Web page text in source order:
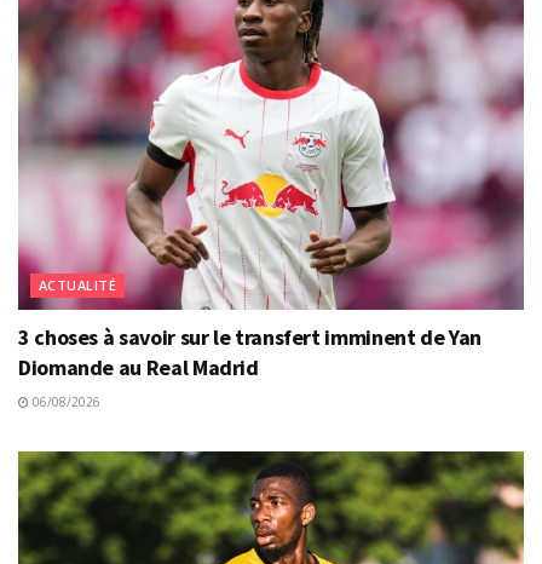
ACTUALITÉ
3 choses à savoir sur le transfert imminent de Yan
Diomande au Real Madrid
06/08/2026